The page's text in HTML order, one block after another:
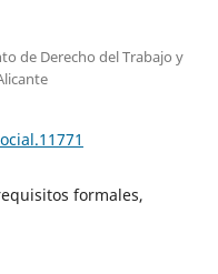
de Derecho del Trabajo y
formales,